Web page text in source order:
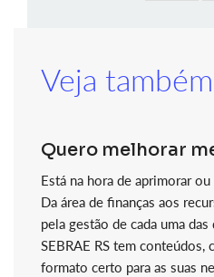
Veja também
Quero melhorar
Está na hora de aprimorar
Da área de finanças aos
pela gestão de cada uma
SEBRAE RS tem
formato certo para as suas